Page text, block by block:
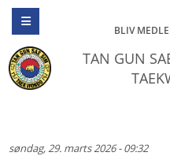
BLIV
TAN GUN
søndag, 29. marts 2026 - 09:32